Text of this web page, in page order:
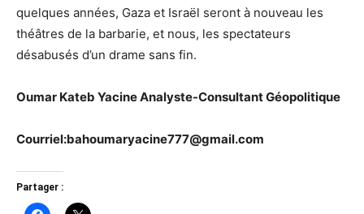
quelques années, Gaza et Israël seront à nouveau les
théâtres de la barbarie, et nous, les spectateurs
désabusés d’un drame sans fin.
Oumar Kateb Yacine Analyste-Consultant Géopolitique
Courriel:bahoumaryacine777@gmail.com
Partager :